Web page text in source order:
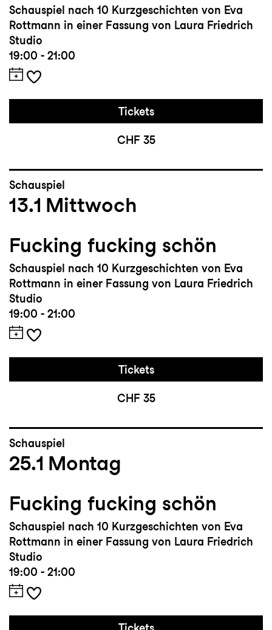
Schauspiel nach 10 Kurzgeschichten von Eva
Rottmann in einer Fassung von Laura Friedrich
Studio
19:00 - 21:00
Tickets
CHF 35
Schauspiel
13.1 Mittwoch
Fucking fucking schön
Schauspiel nach 10 Kurzgeschichten von Eva
Rottmann in einer Fassung von Laura Friedrich
Studio
19:00 - 21:00
Tickets
CHF 35
Schauspiel
25.1 Montag
Fucking fucking schön
Schauspiel nach 10 Kurzgeschichten von Eva
Rottmann in einer Fassung von Laura Friedrich
Studio
19:00 - 21:00